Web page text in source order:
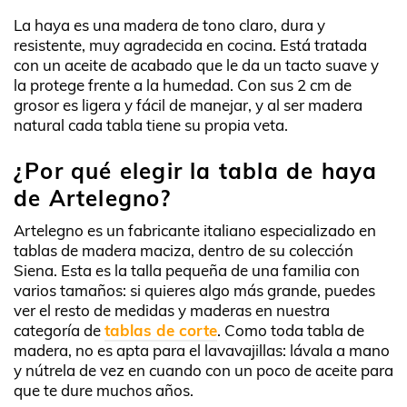
La haya es una madera de tono claro, dura y
resistente, muy agradecida en cocina. Está tratada
con un aceite de acabado que le da un tacto suave y
la protege frente a la humedad. Con sus 2 cm de
grosor es ligera y fácil de manejar, y al ser madera
natural cada tabla tiene su propia veta.
¿Por qué elegir la tabla de haya
de Artelegno?
Artelegno es un fabricante italiano especializado en
tablas de madera maciza, dentro de su colección
Siena. Esta es la talla pequeña de una familia con
varios tamaños: si quieres algo más grande, puedes
ver el resto de medidas y maderas en nuestra
categoría detablas de corte. Como toda tabla de
madera, no es apta para el lavavajillas: lávala a mano
y nútrela de vez en cuando con un poco de aceite para
que te dure muchos años.